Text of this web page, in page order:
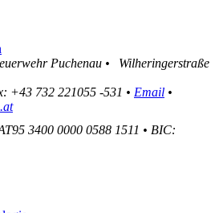
Puchenau •
Wilheringerstraße
: +43 732 221055 -531 • Email •
3400 0000 0588 1511 • BIC: